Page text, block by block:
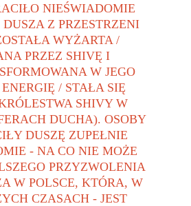
NIEŚWIADOMIE
Z PRZESTRZENI
WYŻARTA /
PRZEZ SHIVĘ I
W JEGO
/ STAŁA SIĘ
SHIVY W
DUCHA). OSOBY
DUSZĘ ZUPEŁNIE
- NA CO NIE MOŻE
PRZYZWOLENIA
W POLSCE, KTÓRA, W
CZASACH - JEST